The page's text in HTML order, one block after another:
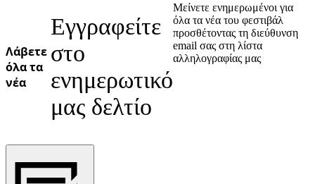
Λάβετε
όλα τα
νέα
Εγγραφείτε
στο
ενημερωτικό
μας δελτίο
Μείνετε ενημερωμένοι για
όλα τα νέα του φεστιβάλ
προσθέτοντας τη διεύθυνση
email σας στη λίστα
αλληλογραφίας μας